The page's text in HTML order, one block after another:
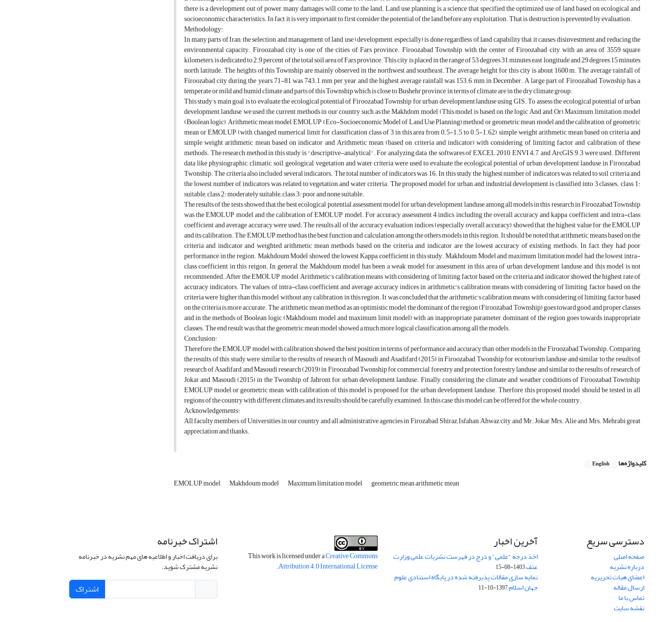
there is a development out of power, many damages will come to the land. Land use planning is a science that specified the optimized use of land based on ecological and
socioeconomic characteristics. In fact, it is very important to first consider the potential of the land before any exploitation. That is, destruction is prevented by evaluation.
Methodology:
In many parts of Iran, the selection and management of land use (development, especially) is done regardless of land capability that it causes disinvestment and reducing the
environmental capacity. Firoozabad city is one of the cities of Fars province. Firoozabad Township with the center of Firoozabad city, with an area of 3559 square
kilometers, is dedicated to 2.9 percent of the total soil area of Fars province. This city is placed in the range of 53 degrees 31 minutes east longitude and 29 degrees 15 minutes
north latitude. The heights of this Township are mainly observed in the northwest and southeast. The average height for this city is about 1600 m. The average rainfall of
Firoozabad city during the years 71-81 was 743.1 mm per year and the highest average rainfall was 153.6 mm in December. A large part of Firoozabad Township has a
temperate or mild and humid climate and parts of this Township which is close to Bushehr province, in terms of climate are in the dry climate group.
This study's main goal is to evaluate the ecological potential of Firoozabad Township for urban development landuse using GIS. To assess the ecological potential of urban
development landuse, we used the current methods in our country such as the Makhdom model (This model is based on the logic And and Or), Maximum limitation model
(Boolean logic), Arithmetic mean model, EMOLUP (Eco-Socioeconomic Model of Land Use Planning) method or geometric mean model and the calibration of geometric
mean or EMOLUP (with changed numerical limit for classification class of 3 in this area from 0.5-1.5 to 0.5-1.62), simple weight arithmetic mean based on criteria and
simple weight arithmetic mean based on indicator and Arithmetic mean (based on criteria and indicator) with considering of limiting factor and calibration of these
methods. The research method in this study is "descriptive-analytical". For analyzing data, the softwares of EXCEL 2010, ENVI 4.7, and ArcGIS 9.3 were used. Different
data like physiographic, climatic, soil, geological, vegetation and water criteria were used to evaluate the ecological potential of urban development landuse in Firoozabad
Twonship. The criteria also included several indicators. The total number of indicators was 16. In this study, the highest number of indicators was related to soil criteria and
the lowest number of indicators was related to vegetation and water criteria. The proposed model for urban and industrial development is classified into 3 classes. class 1:
suitable; class 2: moderately suitable; class 3: poor and none suitable.
The results of the tests showed that the best ecological potential assessment model for urban development landuse among all models in this research in Firoozabad Township
was the EMOLUP model and the calibration of EMOLUP model. For accuracy assessment 4 indics including the overall accuracy and kappa coefficient and intra-class
coefficient and average accuracy were used. The results all of the accuracy evaluation indices (especially overall accuracy) showed that the highest value for the EMOLUP
and its calibration. The EMOLUP method has the best function and calculation among the others models in this region. It should be noted that arithmetic means based on the
criteria and indicator and weighted arithmetic mean methods based on the criteria and indicator, are the lowest accuracy of existing methods. In fact, they had poor
performance in the region. Makhdoum Model showed the lowest Kappa coefficient in this study. Makhdoum Model and maximum limitation model had the lowest intra-
class coefficient in this reigon. In general, the Makhdoum model has been a weak model for assessment in this area of urban development landuse and this model is not
recommended. After the EMOLUP model, Arithmetic's calibration means with considering of limiting factor based on the criteria and indicator showed the highest rate of
accuracy indicators. The values of intra-class coefficient and average accuracy indices in arithmetic's calibration means with considering of limiting factor based on the
criteria were higher than this model without any calibration in this region. It was concluded that the arithmetic's calibration means with considering of limiting factor based
on the criteria is more accurate. The arithmetic mean method as an optimistic model, the dominant of the region (Firoozabad Township) goes toward good, and proper classes
and in the methods of Boolean logic (Makhdoum model and maximum limit model) with an inappropriate parameter, dominant of the region goes towards inappropriate
classes. The end result was that the geometric mean model showed a much more logical classification among all the models.
Conclusion:
Therefore, the EMOLUP model with calibration showed the best position in terms of performance and accuracy than other models in the Firoozabad Twonship. Comparing
the results of this study were similar to the results of research of Masoudi and Asadifard (2015) in Firoozabad Twonship for ecotourism landuse and similar to the results of
research of Asadifard and Masoudi research (2019) in Firoozabad Twonship for commercial forestry and protection forestry landuse and similar to the results of research of
Jokar and Masoudi (2015) in the Twonship of Jahrom for urban development landuse. Finally, considering the climate and weather conditions of Firoozabad Township,
EMOLUP model or geometric mean with calibration of this model is proposed for the urban development landuse. Therfore, this proposed model should be tested in all
regions of the country with different climates and its results should be carefully examined. In this case, this model can be offered for the whole country.
Acknowledgements:
All faculty members of Universities in our country and all administrative agencies in Firozabad, Shiraz, Isfahan, Ahwaz city, and Mr. Jokar, Mrs. Alie and Mrs. Mehrabi great
appreciation and thanks.
کلیدواژه‌ها English
EMOLUP model Makhdoum model Maximum limitation model geometric mean arithmetic mean
دسترسی سریع
صفحه اصلی
درباره نشریه
اعضای هیات تحریریه
ارسال مقاله
تماس با ما
نقشه سایت
آخرین اخبار
اخذ درجه "علمی" و درج در فهرست نشریات علمی وزارت
عتف1403-08-15
نمایه سازی مقالات پذیرفته شده در پایگاه استنادی علوم
جهان اسلام1397-10-11
This work is licensed under aCreative Commons
Attribution 4.0 International License
.
اشتراک خبرنامه
برای دریافت اخبار و اطلاعیه های مهم نشریه در خبرنامه
نشریه مشترک شوید.
اشتراک